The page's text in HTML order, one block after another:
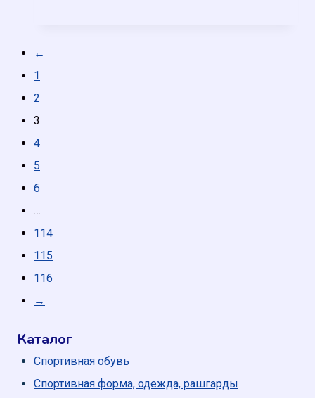
←
1
2
3
4
5
6
…
114
115
116
→
Каталог
Спортивная обувь
Спортивная форма, одежда, рашгарды